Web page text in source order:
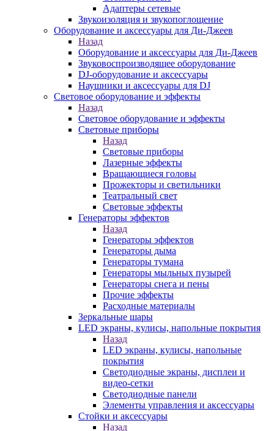
Адаптеры сетевые
Звукоизоляция и звукопоглощение
Оборудование и аксессуары для Ди-Джеев
Назад
Оборудование и аксессуары для Ди-Джеев
Звуковоспроизводящее оборудование
DJ-оборудование и аксессуары
Наушники и аксессуары для DJ
Световое оборудование и эффекты
Назад
Световое оборудование и эффекты
Световые приборы
Назад
Световые приборы
Лазерные эффекты
Вращающиеся головы
Прожекторы и светильники
Театральный свет
Световые эффекты
Генераторы эффектов
Назад
Генераторы эффектов
Генераторы дыма
Генераторы тумана
Генераторы мыльных пузырей
Генераторы снега и пены
Прочие эффекты
Расходные материалы
Зеркальные шары
LED экраны, кулисы, напольные покрытия
Назад
LED экраны, кулисы, напольные
покрытия
Светодиодные экраны, дисплеи и
видео-сетки
Светодиодные панели
Элементы управления и аксессуары
Стойки и аксессуары
Назад